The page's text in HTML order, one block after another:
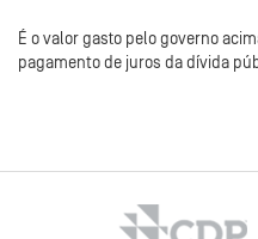
É o valor gasto pelo governo
pagamento de juros da dívida